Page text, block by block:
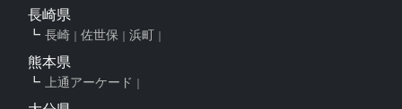
長崎県
長崎 佐世保 浜町
熊本県
上通アーケード